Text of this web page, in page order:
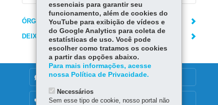
ÓRGÃO RESPONSÁVEL
DEIXE SUA OPINIÃO
DENUNCIE CORRUPÇÃO
OUVIDORIA
essenciais para garantir seu
funcionamento, além de cookies do
YouTube para exibição de vídeos e
do Google Analytics para coleta de
estatísticas de uso. Você pode
escolher como tratamos os cookies
a partir das opções abaixo.
Para mais informações, acesse
nossa Política de Privacidade.
Necessários
Sem esse tipo de cookie, nosso portal não